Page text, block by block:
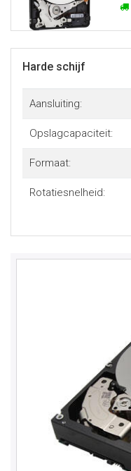
Harde schijf
Aansluiting:
Opslagcapaciteit:
Formaat:
Rotatiesnelheid: